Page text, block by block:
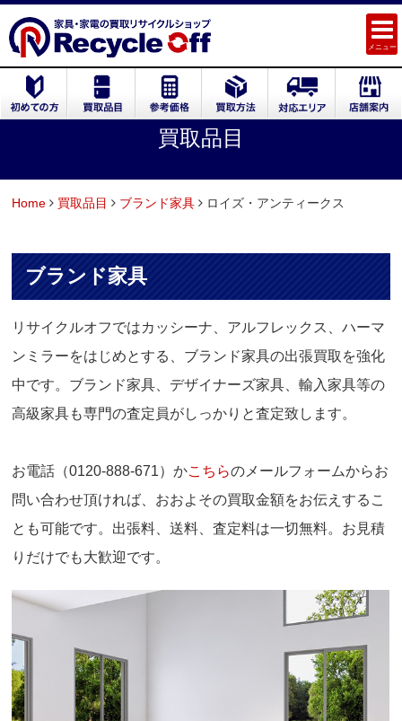
メニュー
買取品目
Home 買取品目 ブランド家具 ロイズ・アンティークス
ブランド家具
リサイクルオフではカッシーナ、アルフレックス、ハーマ
ンミラーをはじめとする、ブランド家具の出張買取を強化
中です。ブランド家具、デザイナーズ家具、輸入家具等の
高級家具も専門の査定員がしっかりと査定致します。
お電話（0120-888-671）かこちらのメールフォームからお
問い合わせ頂ければ、おおよその買取金額をお伝えするこ
とも可能です。出張料、送料、査定料は一切無料。お見積
りだけでも大歓迎です。